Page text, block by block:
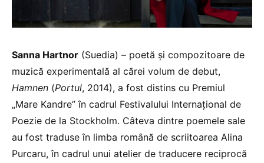
Sanna Hartnor (Suedia) – poetă și compozitoare de
muzică experimentală al cărei volum de debut,
Hamnen (Portul, 2014), a fost distins cu Premiul
„Mare Kandre” în cadrul Festivalului Internațional de
Poezie de la Stockholm. Câteva dintre poemele sale
au fost traduse în limba română de scriitoarea Alina
Purcaru, în cadrul unui atelier de traducere reciprocă